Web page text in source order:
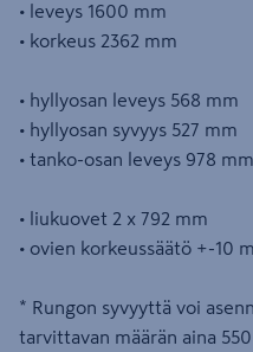
• leveys 1600 mm
• korkeus 2362 mm
• hyllyosan leveys 568 mm
• hyllyosan syvyys 527 mm
• tanko-osan leveys 978 mm
• liukuovet 2 x 792 mm
• ovien korkeussäätö +-10
* Rungon syvyyttä voi
tarvittavan määrän aina